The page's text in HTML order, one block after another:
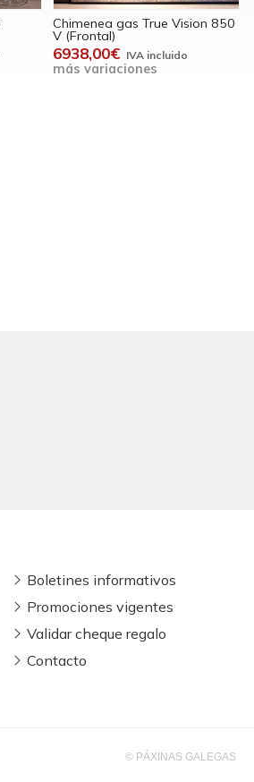
Chimenea gas True Vision 850
V (Frontal)
6938,00€
más variaciones
Boletines informativos
Promociones vigentes
Validar cheque regalo
Contacto
© PÁXINAS GALEGAS